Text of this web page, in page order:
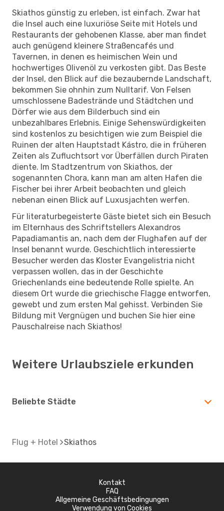
Skiathos günstig zu erleben, ist einfach. Zwar hat
die Insel auch eine luxuriöse Seite mit Hotels und
Restaurants der gehobenen Klasse, aber man findet
auch genügend kleinere Straßencafés und
Tavernen, in denen es heimischen Wein und
hochwertiges Olivenöl zu verkosten gibt. Das Beste
der Insel, den Blick auf die bezaubernde Landschaft,
bekommen Sie ohnhin zum Nulltarif. Von Felsen
umschlossene Badestrände und Städtchen und
Dörfer wie aus dem Bilderbuch sind ein
unbezahlbares Erlebnis. Einige Sehenswürdigkeiten
sind kostenlos zu besichtigen wie zum Beispiel die
Ruinen der alten Hauptstadt Kástro, die in früheren
Zeiten als Zufluchtsort vor Überfällen durch Piraten
diente. Im Stadtzentrum von Skiathos, der
sogenannten Chora, kann man am alten Hafen die
Fischer bei ihrer Arbeit beobachten und gleich
nebenan einen Blick auf Luxusjachten werfen.
Für literaturbegeisterte Gäste bietet sich ein Besuch
im Elternhaus des Schriftstellers Alexandros
Papadiamantis an, nach dem der Flughafen auf der
Insel benannt wurde. Geschichtlich interessierte
Besucher werden das Kloster Evangelistria nicht
verpassen wollen, das in der Geschichte
Griechenlands eine bedeutende Rolle spielte. An
diesem Ort wurde die griechische Flagge entworfen,
gewebt und zum ersten Mal gehisst. Verbinden Sie
Bildung mit Vergnügen und buchen Sie hier eine
Pauschalreise nach Skiathos!
Weitere Urlaubsziele erkunden
Beliebte Städte
Flug + Hotel Skiathos
Kontakt
FAQ
Allgemeine Geschäftsbedingungen
Verwendung von Cookies